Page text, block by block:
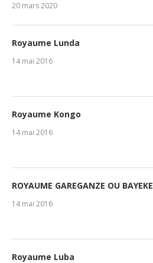
20 mars 2020
Royaume Lunda
14 mai 2016
Royaume Kongo
14 mai 2016
ROYAUME GAREGANZE OU BAYEKE
14 mai 2016
Royaume Luba